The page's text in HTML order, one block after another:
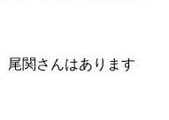
尾関さんはあります